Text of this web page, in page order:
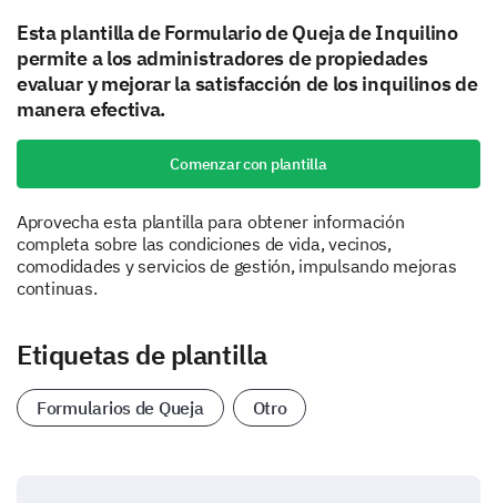
Esta plantilla de Formulario de Queja de Inquilino
permite a los administradores de propiedades
evaluar y mejorar la satisfacción de los inquilinos de
manera efectiva.
Comenzar con plantilla
Aprovecha esta plantilla para obtener información
completa sobre las condiciones de vida, vecinos,
comodidades y servicios de gestión, impulsando mejoras
continuas.
Etiquetas de plantilla
Formularios de Queja Otro